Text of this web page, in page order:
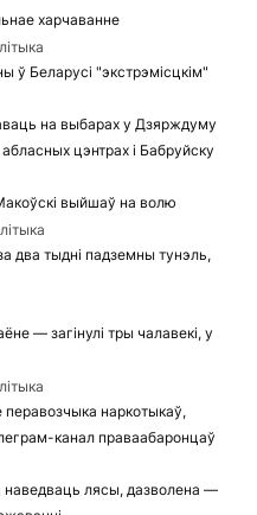
харчаванне
ў Беларусі "экстрэмісцкім"
на выбарах у Дзярждуму
цэнтрах і Бабруйску
выйшаў на волю
два тыдні падземны тунэль,
— загінулі тры чалавекі, у
наркотыкаў,
канал праваабаронцаў
наведваць лясы, дазволена —